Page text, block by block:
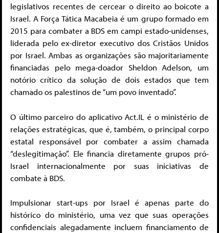
legislativos recentes de cercear o direito ao boicote a
Israel. A Força Tática Macabeia é um grupo formado em
2015 para combater a BDS em campi estado-unidenses,
liderada pelo ex-diretor executivo dos Cristãos Unidos
por Israel. Ambas as organizações são majoritariamente
financiadas pelo mega-doador Sheldon Adelson, um
notório crítico da solução de dois estados que tem
chamado os palestinos de “um povo inventado”.
O último parceiro do aplicativo Act.IL é o ministério de
relações estratégicas, que é, também, o principal corpo
estatal responsável por combater a assim chamada
“deslegitimação”. Ele financia diretamente grupos pró-
Israel internacionalmente por suas iniciativas de
combate à BDS.
Impulsionar start-ups por Israel é apenas parte do
histórico do ministério, uma vez que suas operações
confidenciais alegadamente incluem financiamento de